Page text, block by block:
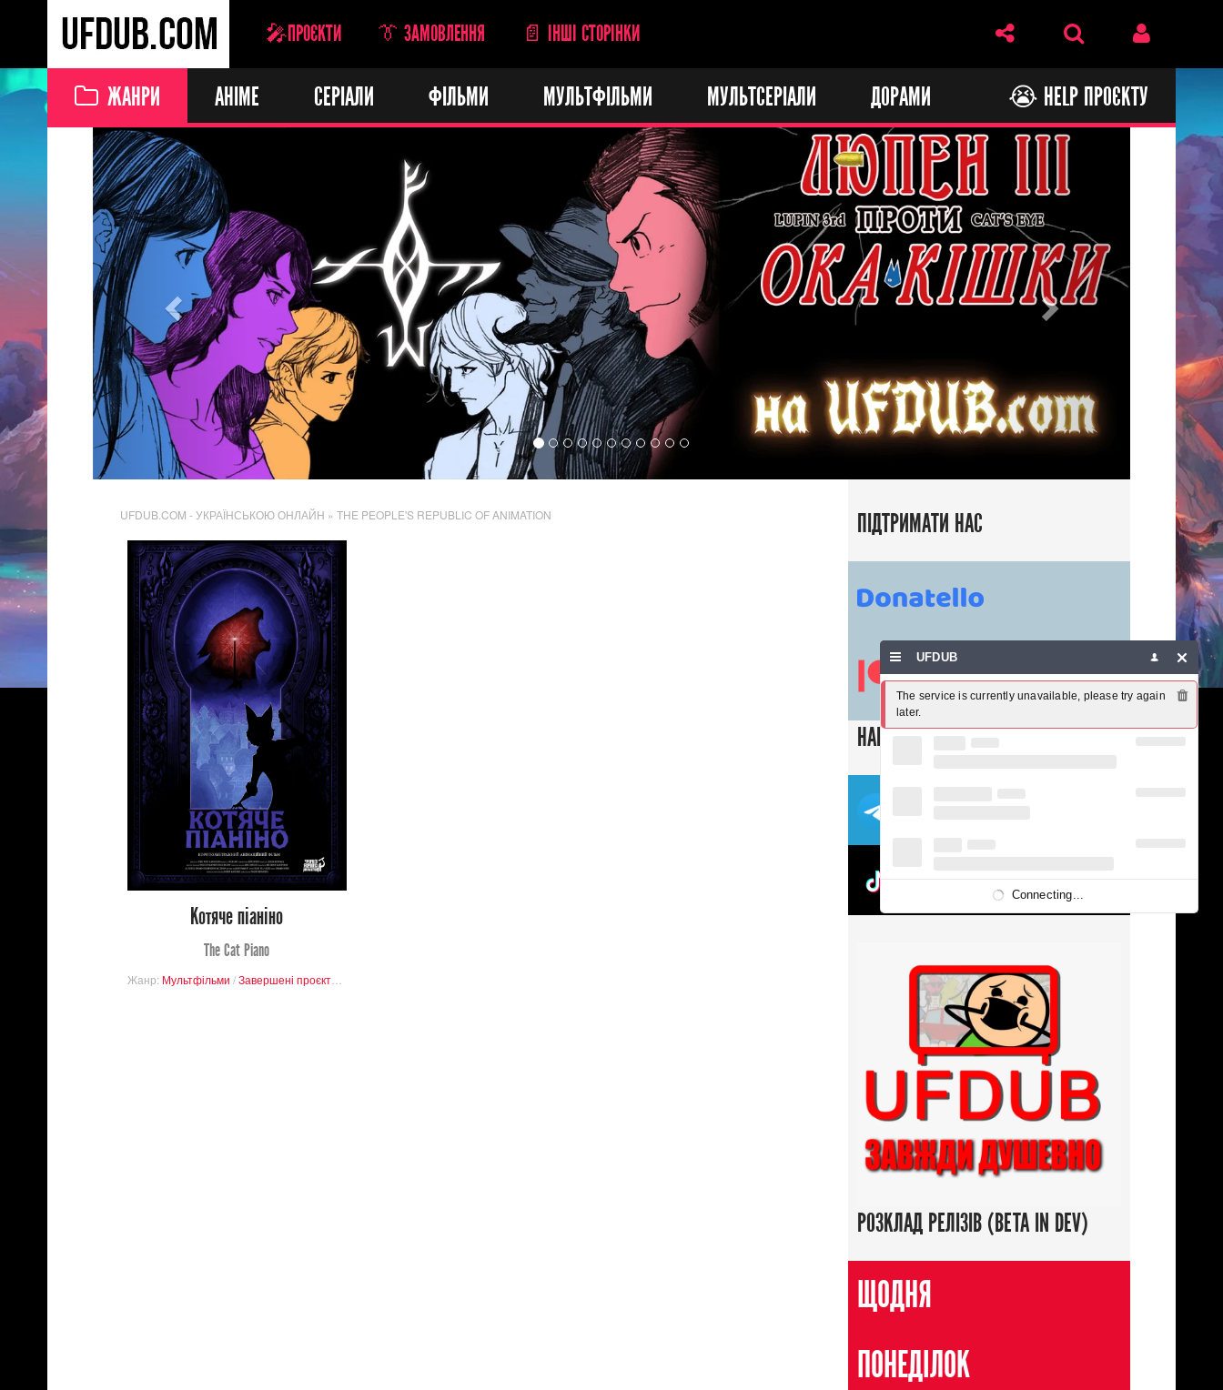
🎤ПРОЄКТИ 👔 ЗАМОВЛЕННЯ 📄 ІНШІ СТОРІНКИ
ЖАНРИ АНІМЕ СЕРІАЛИ ФІЛЬМИ МУЛЬТФІЛЬМИ МУЛЬТСЕРІАЛИ ДОРАМИ 😭 HELP ПРОЄКТУ
Previous Next
UFDUB.COM - УКРАЇНСЬКОЮ ОНЛАЙН » THE PEOPLE'S REPUBLIC OF ANIMATION
2 919
Переглядів
0 7
Котяче піаніно
The Cat Piano
Жанр: Мультфільми /Завершені проєкти
ПІДТРИМАТИ НАС
НАШІ СОЦ. МЕРЕЖІ
UFDUBTOK
РОЗКЛАД РЕЛІЗІВ (BETA IN DEV)
ЩОДНЯ
ПОНЕДІЛОК
UFDUB
The service is currently unavailable, please try again
later.
Connecting...